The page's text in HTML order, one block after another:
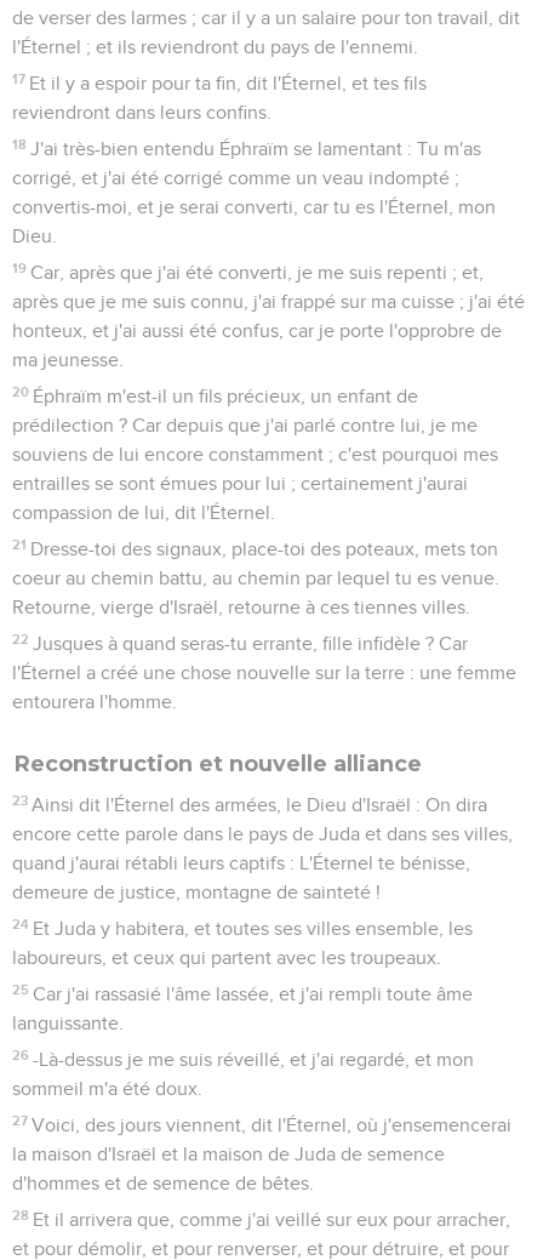
de verser des larmes ; car il y a un salaire pour ton travail, dit
l'Éternel ; et ils reviendront du pays de l'ennemi.
17 Et il y a espoir pour ta fin, dit l'Éternel, et tes fils
reviendront dans leurs confins.
18 J'ai très-bien entendu Éphraïm se lamentant : Tu m'as
corrigé, et j'ai été corrigé comme un veau indompté ;
convertis-moi, et je serai converti, car tu es l'Éternel, mon
Dieu.
19 Car, après que j'ai été converti, je me suis repenti ; et,
après que je me suis connu, j'ai frappé sur ma cuisse ; j'ai été
honteux, et j'ai aussi été confus, car je porte l'opprobre de
ma jeunesse.
20 Éphraïm m'est-il un fils précieux, un enfant de
prédilection ? Car depuis que j'ai parlé contre lui, je me
souviens de lui encore constamment ; c'est pourquoi mes
entrailles se sont émues pour lui ; certainement j'aurai
compassion de lui, dit l'Éternel.
21 Dresse-toi des signaux, place-toi des poteaux, mets ton
coeur au chemin battu, au chemin par lequel tu es venue.
Retourne, vierge d'Israël, retourne à ces tiennes villes.
22 Jusques à quand seras-tu errante, fille infidèle ? Car
l'Éternel a créé une chose nouvelle sur la terre : une femme
entourera l'homme.
Reconstruction et nouvelle alliance
23 Ainsi dit l'Éternel des armées, le Dieu d'Israël : On dira
encore cette parole dans le pays de Juda et dans ses villes,
quand j'aurai rétabli leurs captifs : L'Éternel te bénisse,
demeure de justice, montagne de sainteté !
24 Et Juda y habitera, et toutes ses villes ensemble, les
laboureurs, et ceux qui partent avec les troupeaux.
25 Car j'ai rassasié l'âme lassée, et j'ai rempli toute âme
languissante.
26 -Là-dessus je me suis réveillé, et j'ai regardé, et mon
sommeil m'a été doux.
27 Voici, des jours viennent, dit l'Éternel, où j'ensemencerai
la maison d'Israël et la maison de Juda de semence
d'hommes et de semence de bêtes.
28 Et il arrivera que, comme j'ai veillé sur eux pour arracher,
et pour démolir, et pour renverser, et pour détruire, et pour